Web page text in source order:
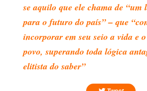
se aquilo que ele chama de “um
para o futuro do país” – que
incorporar em seu seio a vida e
povo, superando toda lógica
elitista do saber”